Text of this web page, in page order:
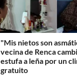
"Mis nietos son
vecina de Renca
estufa a leña por un
gratuito